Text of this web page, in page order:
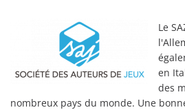
Le
en
des
nombreux pays du monde. Une